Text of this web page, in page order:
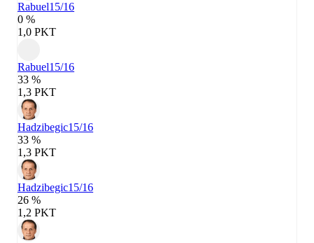
Rabuel15/16
0 %
1,0 PKT
Rabuel15/16
33 %
1,3 PKT
Hadzibegic15/16
33 %
1,3 PKT
Hadzibegic15/16
26 %
1,2 PKT